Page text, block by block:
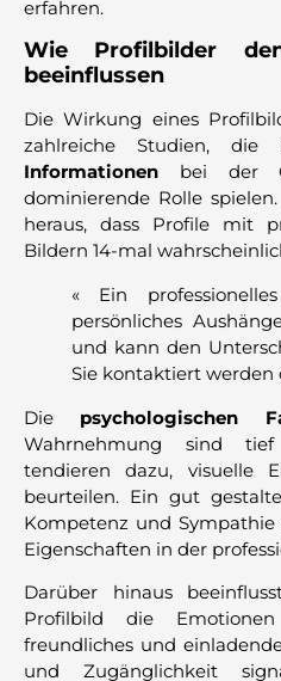
erfahren.
Wie Profilbilder
beeinflussen
Die Wirkung eines
zahlreiche Studien, die
Informationen bei der
dominierende Rolle
heraus, dass Profile mit
Bildern 14-mal
« Ein
persönliches
und kann den
Sie kontaktiert werden
Die psychologischen
Wahrnehmung sind tief
tendieren dazu, visuelle
beurteilen. Ein gut
Kompetenz und Sympathie
Eigenschaften in der
Darüber hinaus
Profilbild die
freundliches und
und Zugänglichkeit